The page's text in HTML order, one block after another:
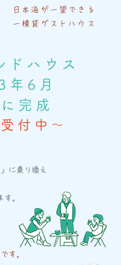
日本海が一望できる
一棟貸ゲストハウス
ドハウス
年6月
完成
付中～
に乗り換え
す。
す。